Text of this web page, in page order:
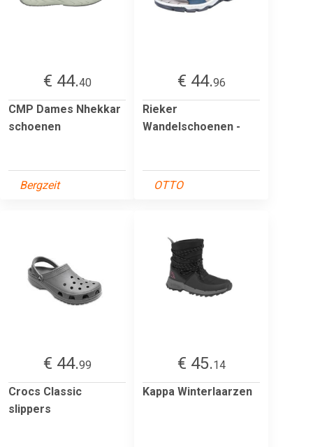
€ 44.40
CMP Dames Nhekkar
schoenen
Bergzeit
€ 44.96
Rieker
Wandelschoenen -
OTTO
€ 44.99
Crocs Classic
slippers
€ 45.14
Kappa Winterlaarzen